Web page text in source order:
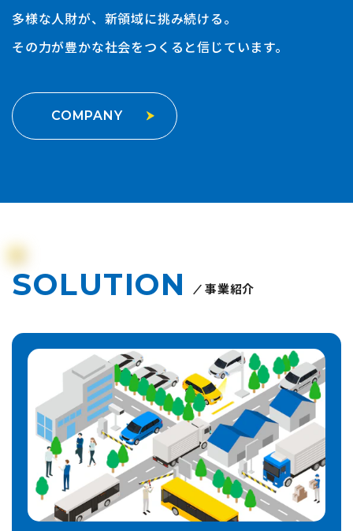
多様な人財が、新領域に挑み続ける。
その力が豊かな社会をつくると信じています。
COMPANY
SOLUTION 事業紹介